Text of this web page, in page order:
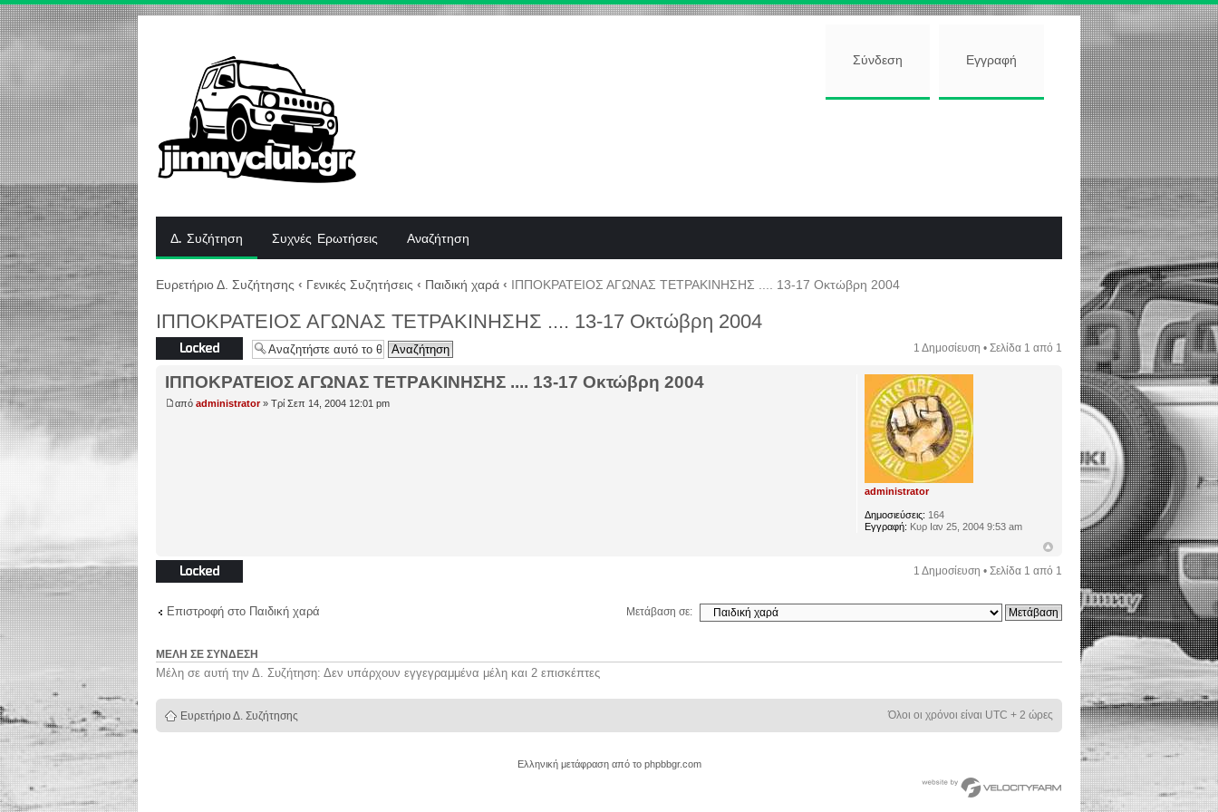
Σύνδεση Εγγραφή
Δ. Συζήτηση Συχνές Ερωτήσεις Αναζήτηση
Ευρετήριο Δ. Συζήτησης ‹ Γενικές Συζητήσεις ‹ Παιδική χαρά ‹ ΙΠΠΟΚΡΑΤΕΙΟΣ ΑΓΩΝΑΣ ΤΕΤΡΑΚΙΝΗΣΗΣ .... 13-17 Οκτώβρη 2004
ΙΠΠΟΚΡΑΤΕΙΟΣ ΑΓΩΝΑΣ ΤΕΤΡΑΚΙΝΗΣΗΣ .... 13-17 Οκτώβρη 2004
Το θέμα
κλειδώθηκε
1 Δημοσίευση • Σελίδα 1 από 1
ΙΠΠΟΚΡΑΤΕΙΟΣ ΑΓΩΝΑΣ ΤΕΤΡΑΚΙΝΗΣΗΣ .... 13-17 Οκτώβρη 2004
από administrator» Τρί Σεπ 14, 2004 12:01 pm
administrator
Δημοσιεύσεις: 164
Εγγραφή: Κυρ Ιαν 25, 2004 9:53 am
Το θέμα
κλειδώθηκε
1 Δημοσίευση • Σελίδα 1 από 1
Επιστροφή στο Παιδική χαρά Μετάβαση σε:
ΜΈΛΗ ΣΕ ΣΎΝΔΕΣΗ
Μέλη σε αυτή την Δ. Συζήτηση: Δεν υπάρχουν εγγεγραμμένα μέλη και 2 επισκέπτες
Ευρετήριο Δ. Συζήτησης Όλοι οι χρόνοι είναι UTC + 2 ώρες
Ελληνική μετάφραση από το phpbbgr.com